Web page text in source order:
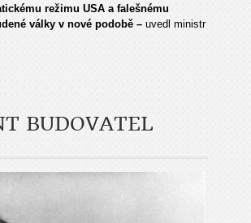
režimu USA a falešnému
války v nové podobě – uvedl ministr
BUDOVATEL